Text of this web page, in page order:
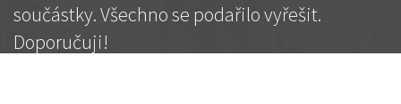
součástky. Všechno se podařilo vyřešit.
Doporučuji!